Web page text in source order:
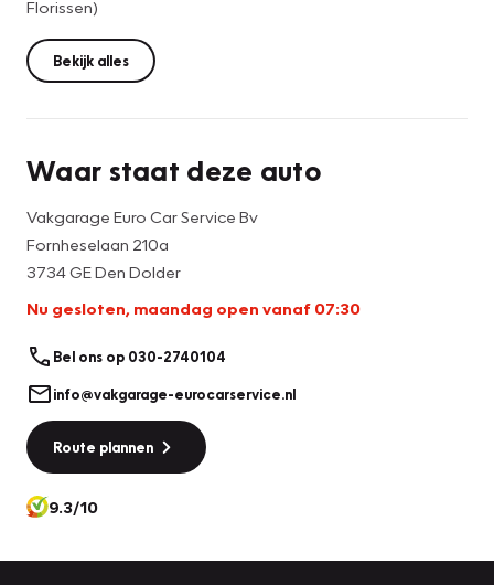
Florissen)
Bekijk alles
Waar staat deze auto
Vakgarage Euro Car Service Bv
Fornheselaan 210a
3734 GE Den Dolder
Nu gesloten, maandag open vanaf 07:30
Bel ons op 030-2740104
info@vakgarage-eurocarservice.nl
Route plannen
9.3/10